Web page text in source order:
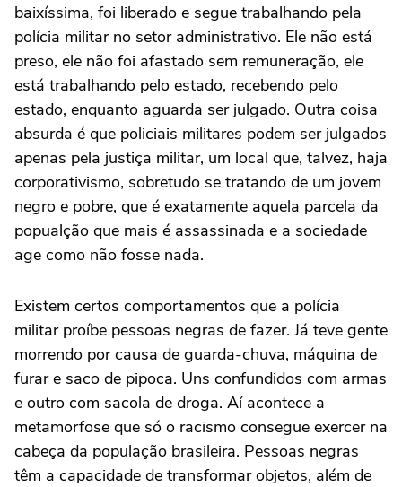
baixíssima, foi liberado e segue trabalhando pela
polícia militar no setor administrativo. Ele não está
preso, ele não foi afastado sem remuneração, ele
está trabalhando pelo estado, recebendo pelo
estado, enquanto aguarda ser julgado. Outra coisa
absurda é que policiais militares podem ser julgados
apenas pela justiça militar, um local que, talvez, haja
corporativismo, sobretudo se tratando de um jovem
negro e pobre, que é exatamente aquela parcela da
popualção que mais é assassinada e a sociedade
age como não fosse nada.
Existem certos comportamentos que a polícia
militar proíbe pessoas negras de fazer. Já teve gente
morrendo por causa de guarda-chuva, máquina de
furar e saco de pipoca. Uns confundidos com armas
e outro com sacola de droga. Aí acontece a
metamorfose que só o racismo consegue exercer na
cabeça da população brasileira. Pessoas negras
têm a capacidade de transformar objetos, além de